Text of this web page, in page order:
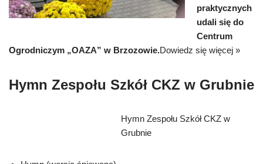
praktycznych
udali się do
Centrum
Ogrodniczym „OAZA” w Brzozowie.Dowiedz się więcej »
Hymn Zespołu Szkół CKZ w Grubnie
Hymn Zespołu Szkół CKZ w
Grubnie